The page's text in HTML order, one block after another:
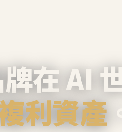
在 AI
利資產